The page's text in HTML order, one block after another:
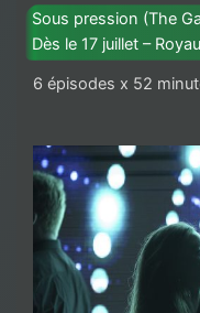
Sous pression (The
Dès le 17 juillet –
6 épisodes x 52